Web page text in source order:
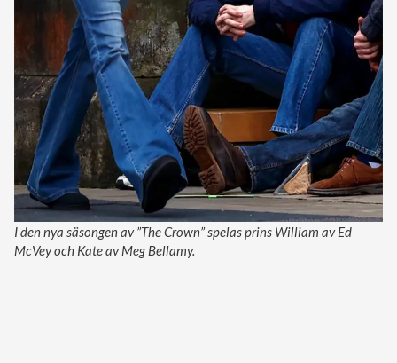
I den nya säsongen av ”The Crown” spelas prins William av Ed
McVey och Kate av Meg Bellamy.